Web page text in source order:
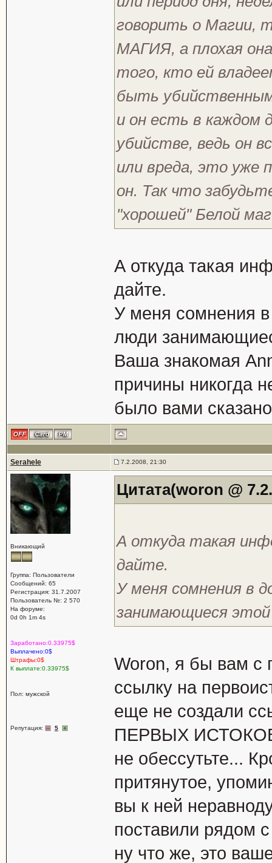
говорить о Магии,
МАГИЯ, а плохая
того, кто ей
быть
и он есть в каждом
убийстве, ведь он
или вреда, это уже
он. Так что
"хорошей" Белой
А откуда такая
дайте.
У меня сомнения в
люди
Ваша знакомая
причины никогда
было вами
Serahele 7.2.2008, 21:30
Вникающий
Группа: Пользователи
Сообщений: 65
Регистрация: 31.7.2007
Пользователь №: 2 570
На форуме:
0d 0h 1m 4s
Заработано:0.33975$
Выплачено:0$
Штрафы:0$
К выплате:0.33975$
Пол: мужской
Репутация: 5
Цитата(woron @
А откуда такая
дайте.
У меня сомнения в
занимающиеся этой
Woron, я бы вам с
ссылку на
еще не создали
ПЕРВЫХ
не обессутьте...
притянутое,
вы к ней
поставили рядом
ну что же, это